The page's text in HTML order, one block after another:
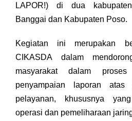
LAPOR!) di dua
Banggai dan Kabupaten Poso.
Kegiatan ini merupakan
CIKASDA dalam
masyarakat dalam
penyampaian laporan atas
pelayanan, khususnya
operasi dan pemeliharaan